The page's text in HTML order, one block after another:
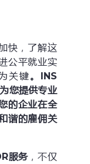
快，了解这
公平就业实
关键。INS
您提供专业
的企业在全
谐的雇佣关
服务，不仅